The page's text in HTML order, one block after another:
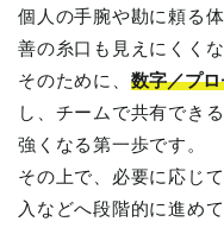
個人の手腕や勘に頼る
善の糸口も見えにくくな
そのために、 数字／プ
し、チームで共有でき
強くなる第一歩です。
その上で、必要に応じ
入などへ段階的に進め